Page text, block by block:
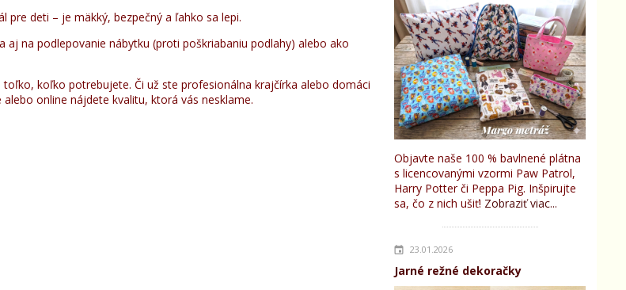
Objavte naše 100 % bavlnené plátna
s licencovanými vzormi Paw Patrol,
Harry Potter či Peppa Pig. Inšpirujte
sa, čo z nich ušiť! Zobraziť viac...
23.01.2026
Jarné režné dekoračky
pre deti – je mäkký, bezpečný a ľahko sa lepi.
aj na podlepovanie nábytku (proti poškriabaniu podlahy) alebo ako
toľko, koľko potrebujete. Či už ste profesionálna krajčírka alebo domáci
online nájdete kvalitu, ktorá vás nesklame.